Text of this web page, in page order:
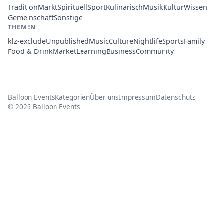
TraditionMarktSpirituellSportKulinarischMusikKulturWissen
GemeinschaftSonstige
THEMEN
klz-excludeUnpublishedMusicCultureNightlifeSportsFamily
Food & DrinkMarketLearningBusinessCommunity
Balloon EventsKategorienÜber unsImpressumDatenschutz
© 2026 Balloon Events